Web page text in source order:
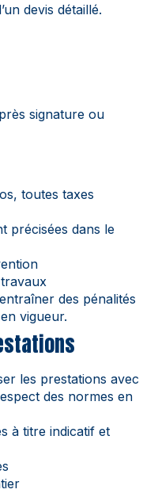
devis détaillé.
signature ou
toutes taxes
précisées dans le
des pénalités
vigueur.
les prestations avec
des normes en
à titre indicatif et